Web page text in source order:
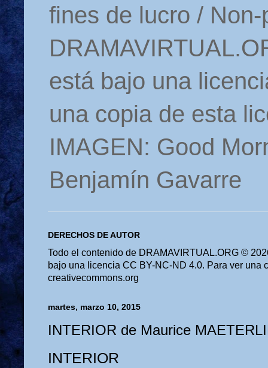
fines de lucro /
está bajo una
una copia de esta
IMAGEN: Good
Benjamín Gavarre
DERECHOS DE AUTOR
Todo el contenido de DRAMAVIRTUAL.ORG ©
bajo una licencia CC BY-NC-ND 4.0. Para ver una
creativecommons.org
martes, marzo 10, 2015
INTERIOR de Maurice
INTERIOR